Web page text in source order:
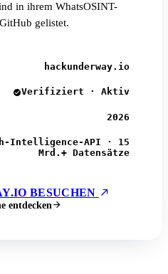
in ihrem WhatsOSINT-
gelistet.
hackunderway.io
Verifiziert · Aktiv
2026
Intelligence-API · 15
Mrd.+ Datensätze
BESUCHEN
entdecken